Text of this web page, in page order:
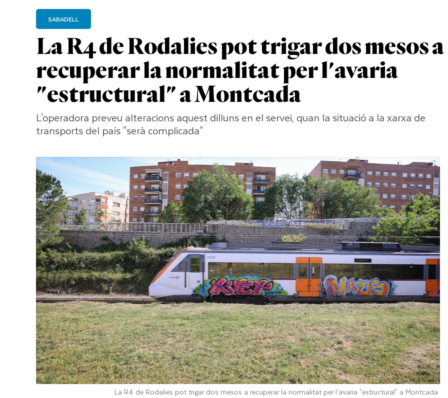
La R4 de Rodalies pot trigar dos mesos a
recuperar la normalitat per l'avaria
"estructural" a Montcada
SABADELL
L'operadora preveu alteracions aquest dilluns en el servei, quan la situació a la xarxa de
transports del país "serà complicada"
La R4 de Rodalies pot trigar dos mesos a recuperar la normalitat per l'avaria "estructural" a Montcada